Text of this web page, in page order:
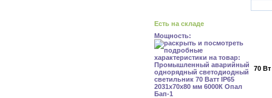
Есть на складе
Мощность:
70 Вт